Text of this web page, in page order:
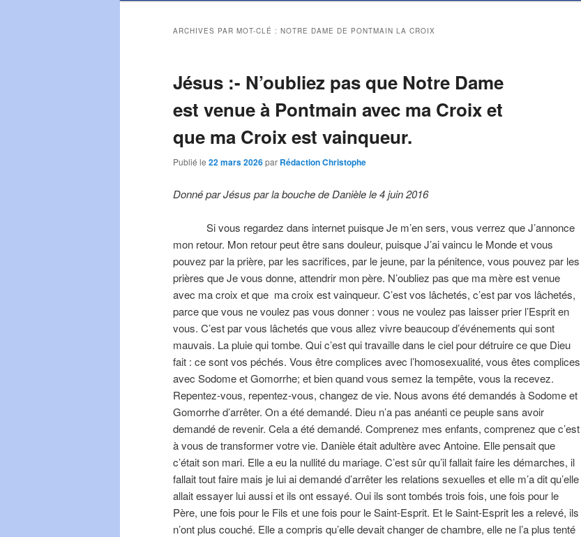
ARCHIVES PAR MOT-CLÉ : NOTRE DAME DE PONTMAIN LA CROIX
Jésus :- N’oubliez pas que Notre Dame
est venue à Pontmain avec ma Croix et
que ma Croix est vainqueur.
Publié le 22 mars 2026par Rédaction Christophe
Donné par Jésus par la bouche de Danièle le 4 juin 2016
Si vous regardez dans internet puisque Je m’en sers, vous verrez que J’annonce
mon retour. Mon retour peut être sans douleur, puisque J’ai vaincu le Monde et vous
pouvez par la prière, par les sacrifices, par le jeune, par la pénitence, vous pouvez par les
prières que Je vous donne, attendrir mon père. N’oubliez pas que ma mère est venue
avec ma croix et que ma croix est vainqueur. C’est vos lâchetés, c’est par vos lâchetés,
parce que vous ne voulez pas vous donner : vous ne voulez pas laisser prier l’Esprit en
vous. C’est par vous lâchetés que vous allez vivre beaucoup d’événements qui sont
mauvais. La pluie qui tombe. Qui c’est qui travaille dans le ciel pour détruire ce que Dieu
fait : ce sont vos péchés. Vous être complices avec l’homosexualité, vous êtes complices
avec Sodome et Gomorrhe; et bien quand vous semez la tempête, vous la recevez.
Repentez-vous, repentez-vous, changez de vie. Nous avons été demandés à Sodome et
Gomorrhe d’arrêter. On a été demandé. Dieu n’a pas anéanti ce peuple sans avoir
demandé de revenir. Cela a été demandé. Comprenez mes enfants, comprenez que c’est
à vous de transformer votre vie. Danièle était adultère avec Antoine. Elle pensait que
c’était son mari. Elle a eu la nullité du mariage. C’est sûr qu’il fallait faire les démarches, il
fallait tout faire mais je lui ai demandé d’arrêter les relations sexuelles et elle m’a dit qu’elle
allait essayer lui aussi et ils ont essayé. Oui ils sont tombés trois fois, une fois pour le
Père, une fois pour le Fils et une fois pour le Saint-Esprit. Et le Saint-Esprit les a relevé, ils
n’ont plus couché. Elle a compris qu’elle devait changer de chambre, elle ne l’a plus tenté